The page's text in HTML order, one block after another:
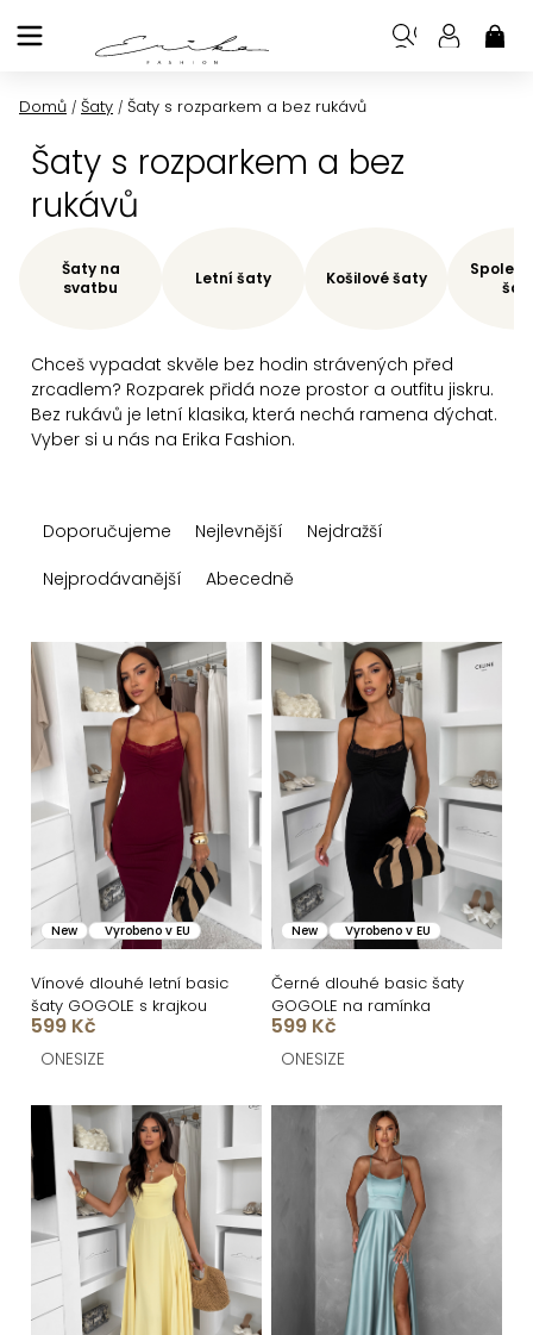
na
Domů / Šaty / Šaty s rozparkem a bez rukávů
Šaty s rozparkem a bez
rukávů
Chceš vypadat skvěle bez hodin strávených před
zrcadlem? Rozparek přidá noze prostor a outfitu jiskru.
Bez rukávů je letní klasika, která nechá ramena dýchat.
Vyber si u nás na Erika Fashion.
Šaty na
svatbu
Letní šaty Košilové šaty
a
n
í
p
r
o
u
k
t
ů
Doporučujeme Nejlevnější
Nejdražší
Nejprodávanější
Abecedně
V
ý
p
i
s
r
o
d
u
k
ů
New Vyrobeno v EU
Vínové dlouhé letní basic
šaty GOGOLE s krajkou
599 Kč
ONESIZE
New Vyrobeno v EU
Černé dlouhé basic šaty
GOGOLE na ramínka
599 Kč
ONESIZE